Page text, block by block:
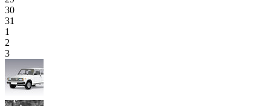
30
31
1
2
3